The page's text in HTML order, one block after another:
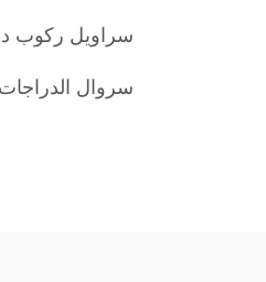
سراويل ركوب
سروال